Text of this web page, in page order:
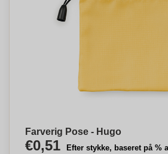
Farverig Pose - Hugo
€0,51 Efter stykke, baseret på %